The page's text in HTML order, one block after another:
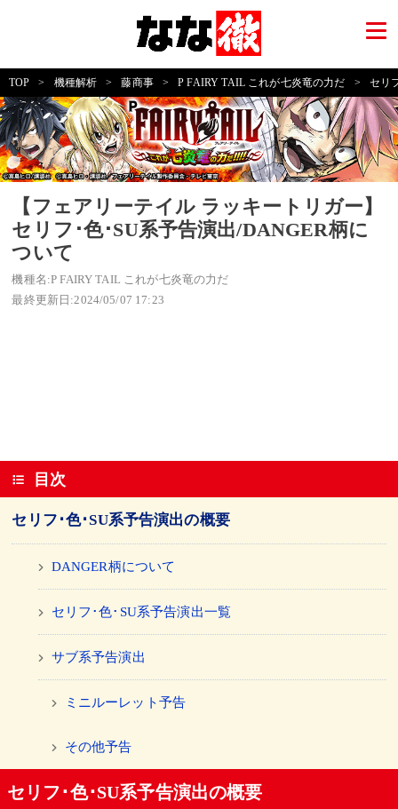
TOP > 機種解析 > 藤商事 > P FAIRY TAIL これが七炎竜の力だ > セリ
【フェアリーテイル ラッキートリガー】
セリフ･色･SU系予告演出/DANGER柄に
ついて
機種名:P FAIRY TAIL これが七炎竜の力だ
最終更新日:2024/05/07 17:23
目次
セリフ･色･SU系予告演出の概要
DANGER柄について
セリフ･色･SU系予告演出一覧
サブ系予告演出
ミニルーレット予告
その他予告
セリフ･色･SU系予告演出の概要